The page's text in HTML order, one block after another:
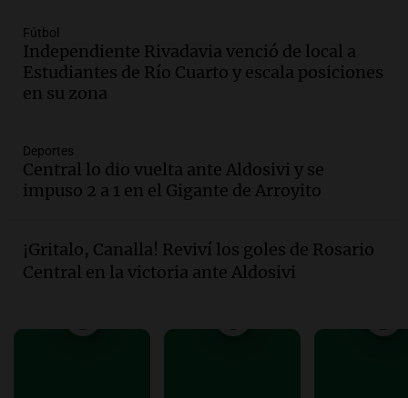
Audio.Mateo, a los 25 años, lucha
contra el tiempo: necesita un trasplante
para poder seguir viviend
Audio.
de julio será menor al 2,9% registrado
en CABA
Audio. Altas Cumbres: rescataron a una
Una mañana para todos
Fútbol
Independiente Rivadavia venció de local a
Estudiantes de Río Cuarto y escala posiciones
en su zona
Deportes
Central lo dio vuelta ante Aldosivi y se
impuso 2 a 1 en el Gigante de Arroyito
¡Gritalo, Canalla! Reviví los goles de Rosario
Central en la victoria ante Aldosivi